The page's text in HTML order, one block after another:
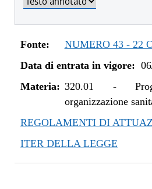
dal 13/08/2016 al 09/08/2017
dal 13/01/2016 al 12/08/2016
dal 11/08/2015 al 12/01/2016
dal 01/01/2015 al 06/01/2015
dal 06/11/2014 al 31/12/2014
Fonte:
NUMERO 43 - 22
Data di entrata in vigore:
Materia: 320.01 -
organizzazione
REGOLAMENTI DI
ITER DELLA LEGGE